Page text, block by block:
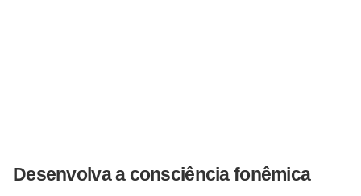
Desenvolva a consciência fonêmica
s